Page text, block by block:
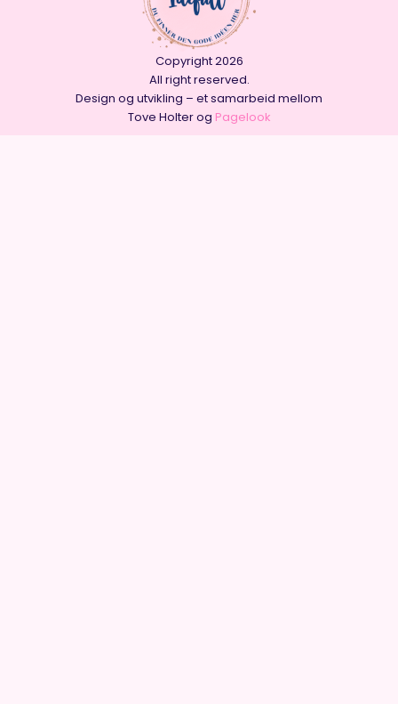
Copyright 2026
All right reserved.
Design og utvikling – et samarbeid mellom
Tove Holter og Pagelook